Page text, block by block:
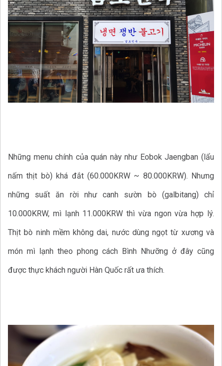
Những menu chính của quán này như Eobok Jaengban (lẩu
nấm thịt bò) khá đắt (60.000KRW ~ 80.000KRW). Nhưng
những suất ăn rời như canh sườn bò (galbitang) chỉ
10.000KRW, mì lạnh 11.000KRW thì vừa ngon vừa hợp lý.
Thịt bò ninh mềm không dai, nước dùng ngọt từ xương và
món mì lạnh theo phong cách Bình Nhưỡng ở đây cũng
được thực khách người Hàn Quốc rất ưa thích.